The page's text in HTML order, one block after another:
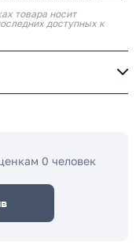
товара носит
доступных к
0 человек